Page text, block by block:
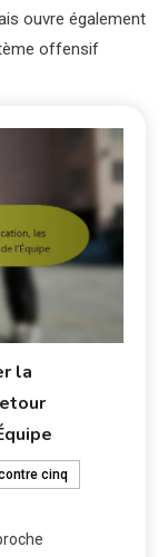
ouvre également
offensif
la
cinq